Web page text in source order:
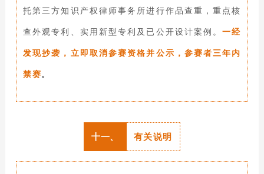
托第三方知识产权律师事务所进行作品查重，重点核
查外观专利、实用新型专利及已公开设计案例。一经
发现抄袭，立即取消参赛资格并公示，参赛者三年内
禁赛。
十一、 有关说明